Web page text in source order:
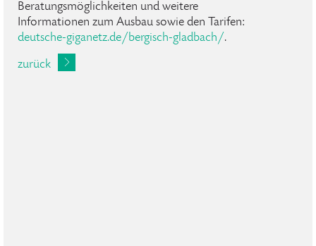
Beratungsmöglichkeiten und weitere
Informationen zum Ausbau sowie den Tarifen:
deutsche-giganetz.de/bergisch-gladbach/.
zurück